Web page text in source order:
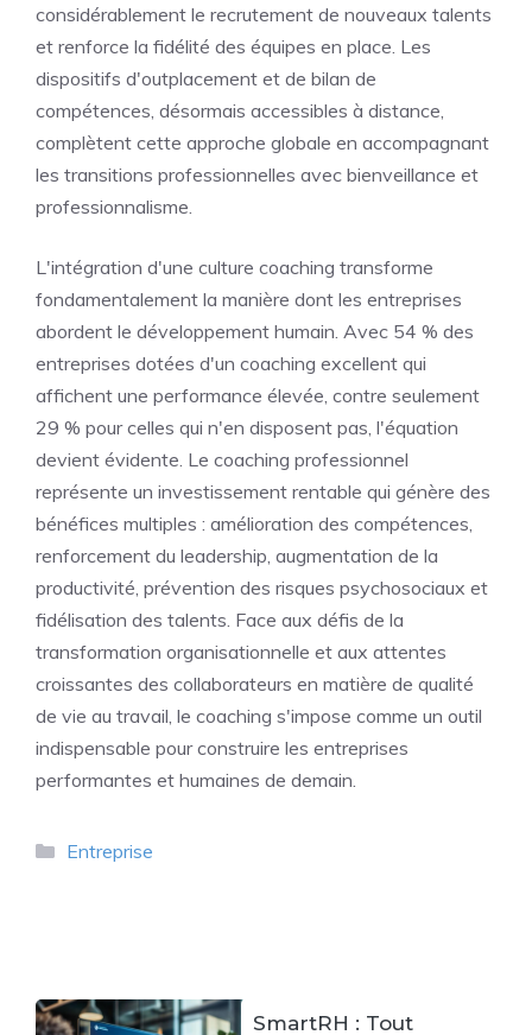
considérablement le recrutement de nouveaux talents
et renforce la fidélité des équipes en place. Les
dispositifs d'outplacement et de bilan de
compétences, désormais accessibles à distance,
complètent cette approche globale en accompagnant
les transitions professionnelles avec bienveillance et
professionnalisme.
L'intégration d'une culture coaching transforme
fondamentalement la manière dont les entreprises
abordent le développement humain. Avec 54 % des
entreprises dotées d'un coaching excellent qui
affichent une performance élevée, contre seulement
29 % pour celles qui n'en disposent pas, l'équation
devient évidente. Le coaching professionnel
représente un investissement rentable qui génère des
bénéfices multiples : amélioration des compétences,
renforcement du leadership, augmentation de la
productivité, prévention des risques psychosociaux et
fidélisation des talents. Face aux défis de la
transformation organisationnelle et aux attentes
croissantes des collaborateurs en matière de qualité
de vie au travail, le coaching s'impose comme un outil
indispensable pour construire les entreprises
performantes et humaines de demain.
Catégories
Entreprise
SmartRH : Tout